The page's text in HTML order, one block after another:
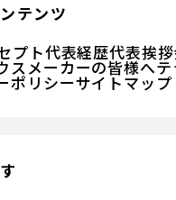
テンツ
プト代表経歴代表挨拶
スメーカーの皆様へテ
ポリシーサイトマップ